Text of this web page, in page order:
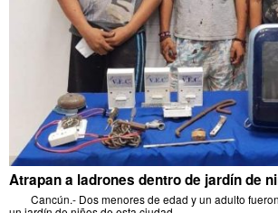
Atrapan a ladrones dentro de jardín de
Cancún.- Dos menores de edad y un adulto